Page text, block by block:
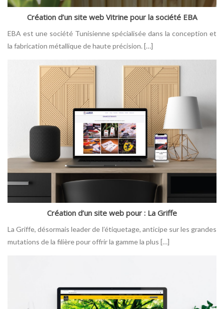
Création d’un site web Vitrine pour la société EBA
EBA est une société Tunisienne spécialisée dans la conception et
la fabrication métallique de haute précision. […]
Création d’un site web pour : La Griffe
La Griffe, désormais leader de l’étiquetage, anticipe sur les grandes
mutations de la filière pour offrir la gamme la plus […]